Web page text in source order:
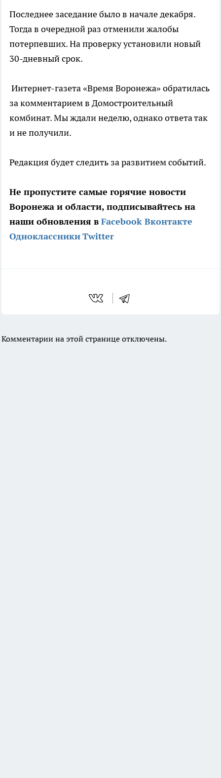
Последнее заседание было в начале декабря.
Тогда в очередной раз отменили жалобы
потерпевших. На проверку установили новый
30-дневный срок.
Интернет-газета «Время Воронежа» обратилась
за комментарием в Домостроительный
комбинат. Мы ждали неделю, однако ответа так
и не получили.
Редакция будет следить за развитием событий.
Не пропустите самые горячие новости
Воронежа и области, подписывайтесь на
наши обновления в Facebook Вконтакте
ОдноклассникиTwitter
Комментарии на этой странице отключены.